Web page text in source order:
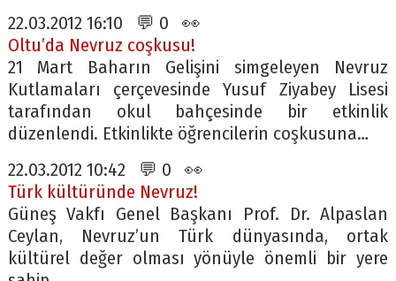
22.03.2012 16:10 💬 0 👀
Oltu’da Nevruz coşkusu!
21 Mart Baharın Gelişini simgeleyen Nevruz
Kutlamaları çerçevesinde Yusuf Ziyabey Lisesi
tarafından okul bahçesinde bir etkinlik
düzenlendi. Etkinlikte öğrencilerin coşkusuna…
22.03.2012 10:42 💬 0 👀
Türk kültüründe Nevruz!
Güneş Vakfı Genel Başkanı Prof. Dr. Alpaslan
Ceylan, Nevruz’un Türk dünyasında, ortak
kültürel değer olması yönüyle önemli bir yere